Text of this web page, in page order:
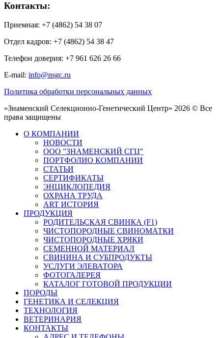
Контакты:
Приемная: +7 (4862) 54 38 07
Отдел кадров: +7 (4862) 54 38 47
Телефон доверия: +7 961 626 26 66
E-mail: info@nsgc.ru
Политика обработки персональных данных
«Знаменский Селекционно-Генетический Центр» 2026 © Все
права защищены
О КОМПАНИИ
НОВОСТИ
ООО "ЗНАМЕНСКИЙ СГЦ"
ПОРТФОЛИО КОМПАНИИ
СТАТЬИ
СЕРТИФИКАТЫ
ЭНЦИКЛОПЕДИЯ
ОХРАНА ТРУДА
ART ИСТОРИЯ
ПРОДУКЦИЯ
РОДИТЕЛЬСКАЯ СВИНКА (F1)
ЧИСТОПОРОДНЫЕ СВИНОМАТКИ
ЧИСТОПОРОДНЫЕ ХРЯКИ
СЕМЕННОЙ МАТЕРИАЛ
СВИНИНА И СУБПРОДУКТЫ
УСЛУГИ ЭЛЕВАТОРА
ФОТОГАЛЕРЕЯ
КАТАЛОГ ГОТОВОЙ ПРОДУКЦИИ
ПОРОДЫ
ГЕНЕТИКА И СЕЛЕКЦИЯ
ТЕХНОЛОГИЯ
ВЕТЕРИНАРИЯ
КОНТАКТЫ